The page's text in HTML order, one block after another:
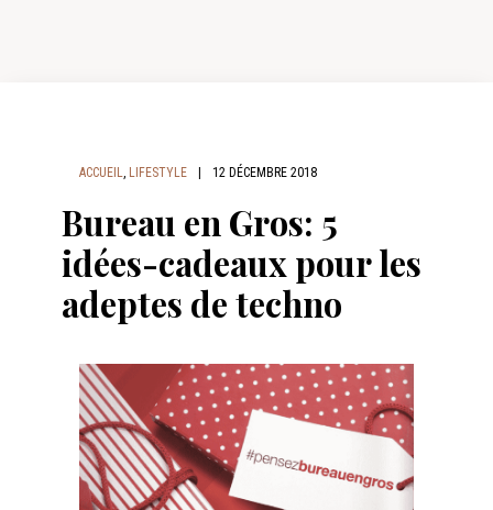
ACCUEIL, LIFESTYLE 12 DÉCEMBRE 2018
Bureau en Gros: 5
idées-cadeaux pour les
adeptes de techno